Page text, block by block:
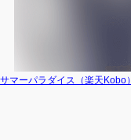
サマーパラダイス（楽天Kobo）